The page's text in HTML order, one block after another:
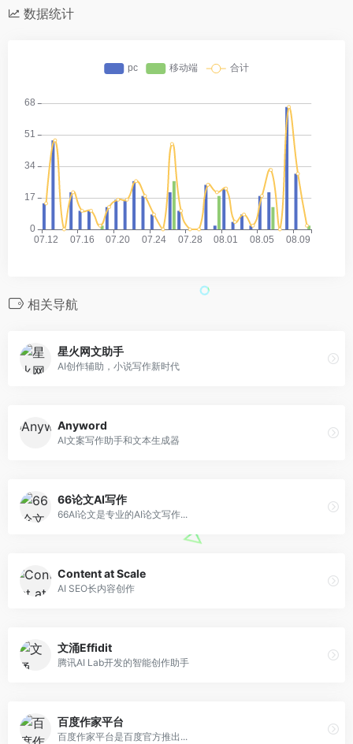
数据统计
相关导航
星火网文助手
AI创作辅助，小说写作新时代
Anyword
AI文案写作助手和文本生成器
66论文AI写作
66AI论文是专业的AI论文写作...
Content at Scale
AI SEO长内容创作
文涌Effidit
腾讯AI Lab开发的智能创作助手
百度作家平台
百度作家平台是百度官方推出...